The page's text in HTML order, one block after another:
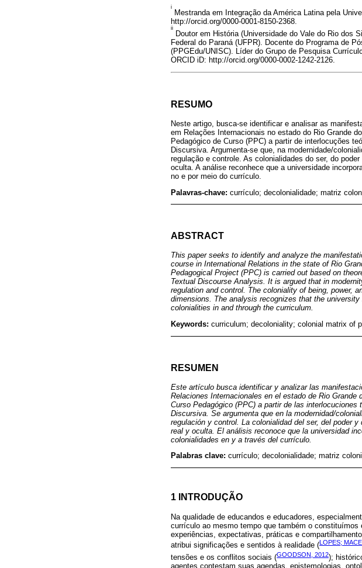
i
Mestranda em Integração da América Latina pela
http://orcid.org/0000-0001-8150-2368.
ii
Doutor em História (Universidade do Vale do Rio dos
Federal do Paraná (UFPR). Docente do Programa de
(PPGEdu/UNISC). Líder do Grupo de Pesquisa
ORCID iD: http://orcid.org/0000-0002-1242-2126.
RESUMO
Neste artigo, busca-se identificar e analisar as
em Relações Internacionais no estado do Rio Grande
Pedagógico de Curso (PPC) a partir de interlocuções
Discursiva. Argumenta-se que, na modernidade/
regulação e controle. As colonialidades do ser, do
oculta. A análise reconhece que a universidade
no e por meio do currículo.
Palavras-chave: currículo; decolonialidade; matriz
ABSTRACT
This paper seeks to identify and analyze the
course in International Relations in the state of Rio
Pedagogical Project (PPC) is carried out based on
Textual Discourse Analysis. It is argued that in
regulation and control. The coloniality of being, power,
dimensions. The analysis recognizes that the
colonialities in and through the curriculum.
Keywords: curriculum; decoloniality; colonial matrix of
RESUMEN
Este artículo busca identificar y analizar las
Relaciones Internacionales en el estado de Rio
Curso Pedagógico (PPC) a partir de las
Discursiva. Se argumenta que en la modernidad/
regulación y control. La colonialidad del ser, del poder
real y oculta. El análisis reconoce que la universidad
colonialidades en y a través del currículo.
Palabras clave: currículo; decolonialidade; matriz
1 INTRODUÇÃO
Na qualidade de educandos e educadores,
currículo ao mesmo tempo que também o
experiências, expectativas, práticas e
atribui significações e sentidos à realidade (LOPES;
tensões e os conflitos sociais (GOODSON, 2012);
agentes contestam suas agendas, epistemologias,